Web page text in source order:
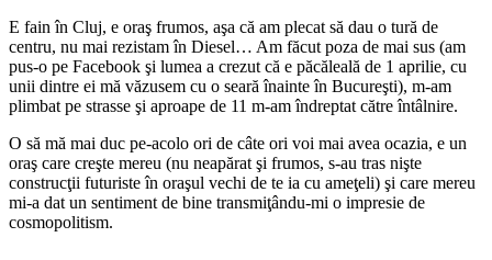
E fain în Cluj, e oraş frumos, aşa că am plecat să dau o tură de
centru, nu mai rezistam în Diesel… Am făcut poza de mai sus (am
pus-o pe Facebook şi lumea a crezut că e păcăleală de 1 aprilie, cu
unii dintre ei mă văzusem cu o seară înainte în Bucureşti), m-am
plimbat pe strasse şi aproape de 11 m-am îndreptat către întâlnire.
O să mă mai duc pe-acolo ori de câte ori voi mai avea ocazia, e un
oraş care creşte mereu (nu neapărat şi frumos, s-au tras nişte
construcţii futuriste în oraşul vechi de te ia cu ameţeli) şi care mereu
mi-a dat un sentiment de bine transmiţându-mi o impresie de
cosmopolitism.